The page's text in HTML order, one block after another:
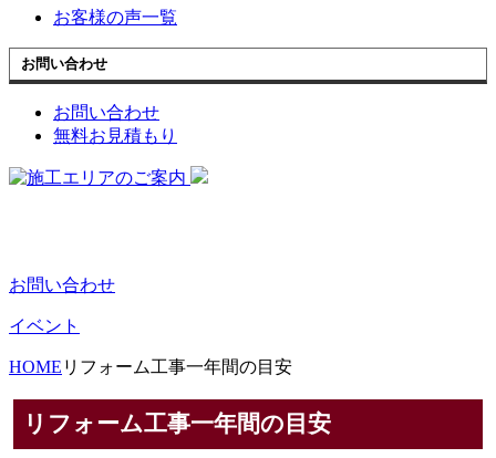
お客様の声一覧
お問い合わせ
お問い合わせ
無料お見積もり
お問い合わせ
イベント
HOME リフォーム工事一年間の目安
リフォーム工事一年間の目安